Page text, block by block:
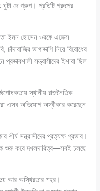
দে গ্রুপ। প্রতিটি গ্রুপের
ইমন হোসেন ওরফে এলেক্স
ভাগাভাগি নিয়ে বিরোধের
সন্ত্রাসীদের ইশারা ছিল
স্থানীয় রাজনৈতিক
এসব অভিযোগ অস্বীকার করেছেন
সন্ত্রাসীদের প্রত্যক্ষ প্রভাব।
শুরু করে দখলদারিত্ব—সবই চলছে
আর অস্থিরতার শহর।